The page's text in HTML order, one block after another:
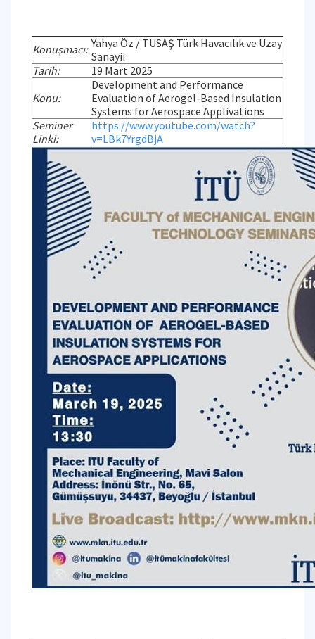
Konuşmacı: Yahya Öz / TUSAŞ Türk Havacılık ve Uzay
Sanayii
Tarih:
19 Mart 2025
Konu:
Development and Performance
Evaluation of Aerogel-Based Insulation
Systems for Aerospace Applivations
Seminer
Linki:
https://www.youtube.com/watch?
v=LBk7YrgdBjA